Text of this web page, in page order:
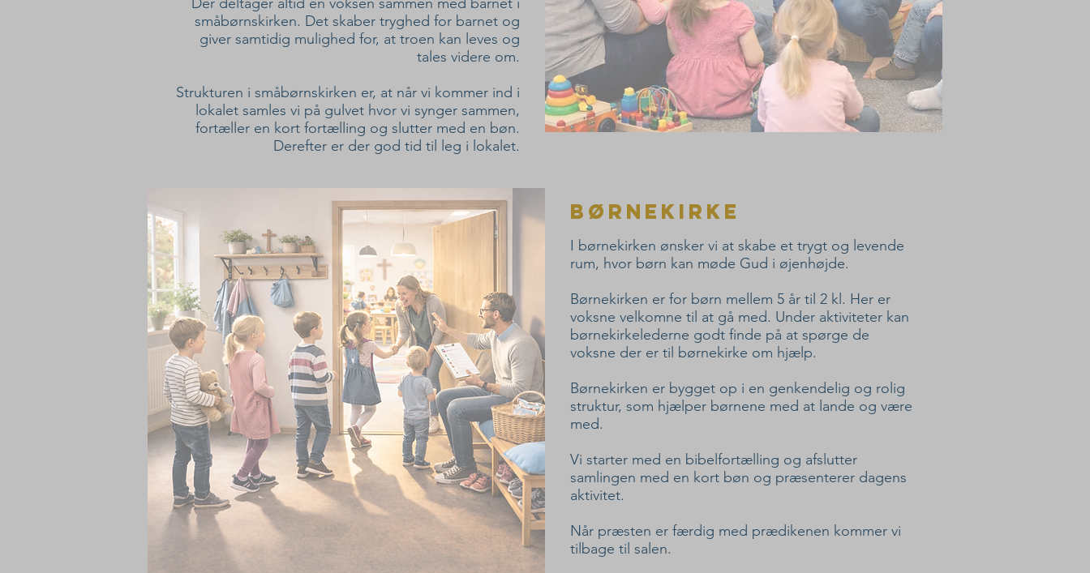
småbørnskirken. Det skaber tryghed for barnet og
giver samtidig mulighed for, at troen kan leves og
tales videre om.
Strukturen i småbørnskirken er, at når vi kommer ind i
lokalet samles vi på gulvet hvor vi synger sammen,
fortæller en kort fortælling og slutter med en bøn.
Derefter er der god tid til leg i lokalet.
Børnekirke
I børnekirken ønsker vi at skabe et trygt og levende
rum, hvor børn kan møde Gud i øjenhøjde.
Børnekirken er for børn mellem 5 år til 2 kl. Her er
voksne velkomne til at gå med. Under aktiviteter kan
børnekirkelederne godt finde på at spørge de
voksne der er til børnekirke om hjælp.
Børnekirken er bygget op i en genkendelig og rolig
struktur, som hjælper børnene med at lande og være
med.
Vi starter med en bibelfortælling og afslutter
samlingen med en kort bøn og præsenterer dagens
aktivitet.
Når præsten er færdig med prædikenen kommer vi
tilbage til salen.